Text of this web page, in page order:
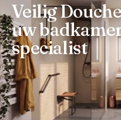
Veilig
uw
specialist